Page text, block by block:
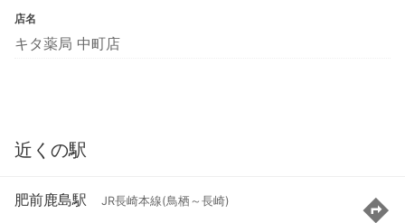
店名
キタ薬局 中町店
近くの駅
肥前鹿島駅 JR長崎本線(鳥栖～長崎)